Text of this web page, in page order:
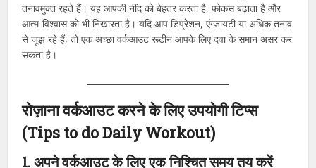
तनावमुक्त रहते हैं। यह आपकी नींद को बेहतर करता है, फोकस बढ़ाता है और
आत्म-विश्वास को भी निखारता है। यदि आप डिप्रेशन, एंग्जायटी या अधिक तनाव
से जूझ रहे हैं, तो एक अच्छा वर्कआउट रूटीन आपके लिए दवा के समान असर कर
सकता है।
रोज़ाना वर्कआउट करने के लिए उपयोगी टिप्स
(Tips to do Daily Workout)
1. अपने वर्कआउट के लिए एक निश्चित समय तय करें